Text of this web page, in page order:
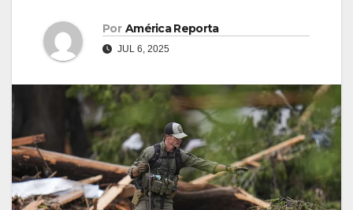
Por América Reporta
JUL 6, 2025